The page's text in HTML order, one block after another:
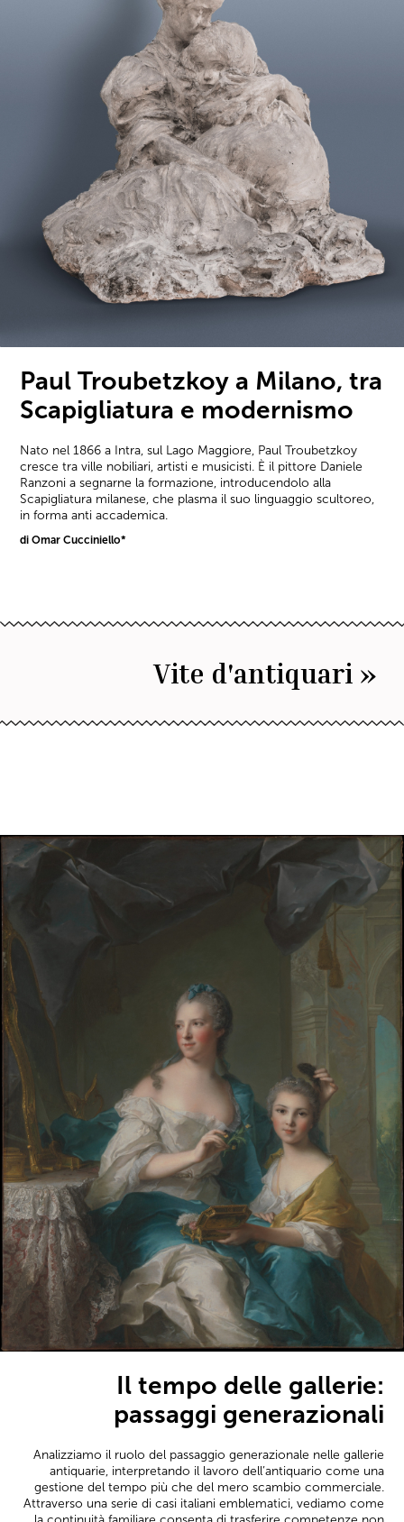
Paul Troubetzkoy a Milano, tra
Scapigliatura e modernismo
Nato nel 1866 a Intra, sul Lago Maggiore, Paul Troubetzkoy
cresce tra ville nobiliari, artisti e musicisti. È il pittore Daniele
Ranzoni a segnarne la formazione, introducendolo alla
Scapigliatura milanese, che plasma il suo linguaggio scultoreo,
in forma anti accademica.
di Omar Cucciniello*
Vite d'antiquari »
Il tempo delle gallerie:
passaggi generazionali
Analizziamo il ruolo del passaggio generazionale nelle gallerie
antiquarie, interpretando il lavoro dell’antiquario come una
gestione del tempo più che del mero scambio commerciale.
Attraverso una serie di casi italiani emblematici, vediamo come